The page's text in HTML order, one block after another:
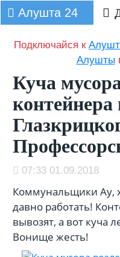
Алушта 24
Подключайся к
Алушты
Куча
контейнера
07:33 01.09.2018
Коммунальщики Ау,
давно работать!
вывозят, а вот куча
Вонище жесть!